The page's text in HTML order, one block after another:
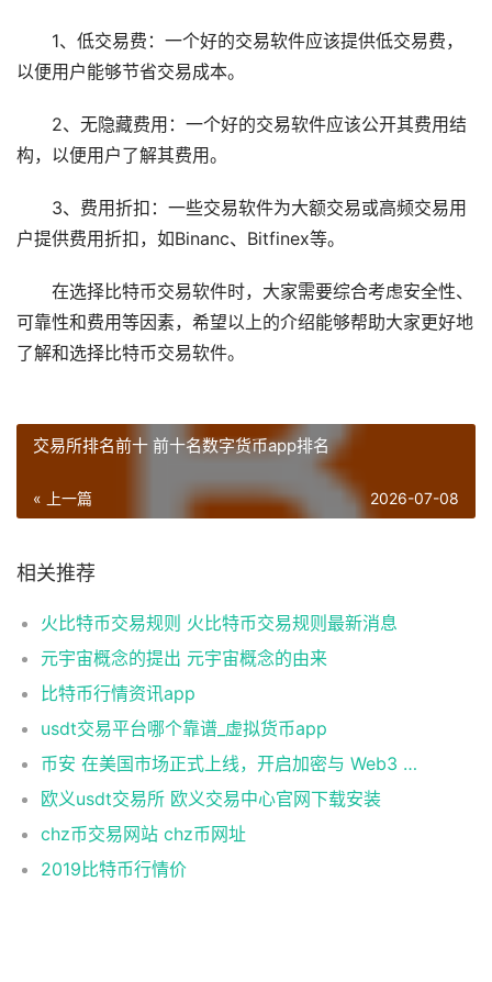
1、低交易费：一个好的交易软件应该提供低交易费，
以便用户能够节省交易成本。
2、无隐藏费用：一个好的交易软件应该公开其费用结
构，以便用户了解其费用。
3、费用折扣：一些交易软件为大额交易或高频交易用
户提供费用折扣，如Binanc、Bitfinex等。
在选择比特币交易软件时，大家需要综合考虑安全性、
可靠性和费用等因素，希望以上的介绍能够帮助大家更好地
了解和选择比特币交易软件。
交易所排名前十 前十名数字货币app排名
« 上一篇 2026-07-08
相关推荐
火比特币交易规则 火比特币交易规则最新消息
元宇宙概念的提出 元宇宙概念的由来
比特币行情资讯app
usdt交易平台哪个靠谱_虚拟货币app
币安 在美国市场正式上线，开启加密与 Web3 创新的全新时代！
欧义usdt交易所 欧义交易中心官网下载安装
chz币交易网站 chz币网址
2019比特币行情价